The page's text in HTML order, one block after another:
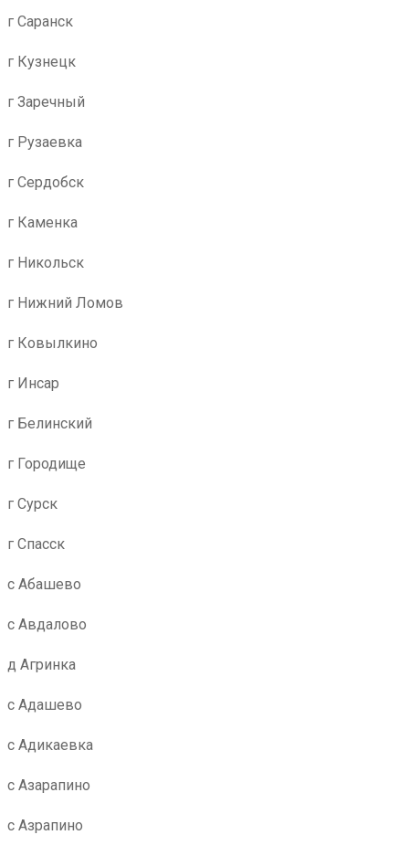
г Саранск
г Кузнецк
г Заречный
г Рузаевка
г Сердобск
г Каменка
г Никольск
г Нижний Ломов
г Ковылкино
г Инсар
г Белинский
г Городище
г Сурск
г Спасск
с Абашево
с Авдалово
д Агринка
с Адашево
с Адикаевка
с Азарапино
с Азрапино